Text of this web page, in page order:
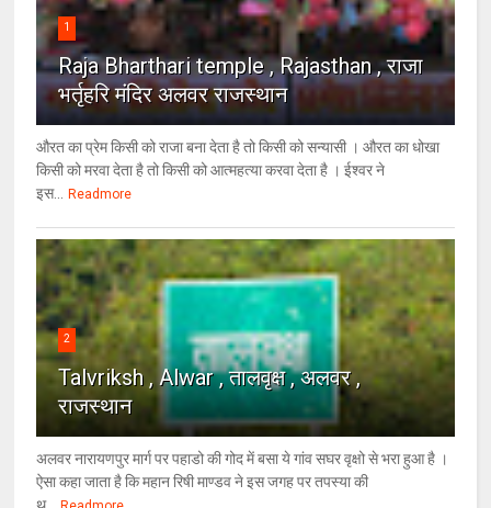
1
Raja Bharthari temple , Rajasthan , राजा
भर्तृहरि मंदिर अलवर राजस्थान
औरत का प्रेम किसी को राजा बना देता है तो किसी को सन्यासी । औरत का धोखा
किसी को मरवा देता है तो किसी को आत्महत्या करवा देता है । ईश्वर ने
इस...
Readmore
2
Talvriksh , Alwar , तालवृक्ष , अलवर ,
राजस्थान
अलवर नारायणपुर मार्ग पर पहाडो की गोद में बसा ये गांव सघर वृक्षो से भरा हुआ है ।
ऐसा कहा जाता है कि महान रिषी माण्डव ने इस जगह पर तपस्या की